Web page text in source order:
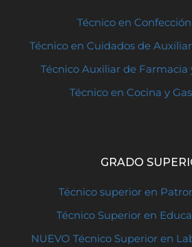
Técnico en
Técnico en Cuidados de
Técnico Auxiliar de Farmacia
Técnico en Cocina y
GRADO
Técnico superior en
Técnico Superior en
NUEVO Técnico Superior en